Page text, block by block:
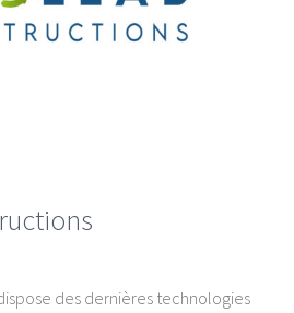
des dernières technologies